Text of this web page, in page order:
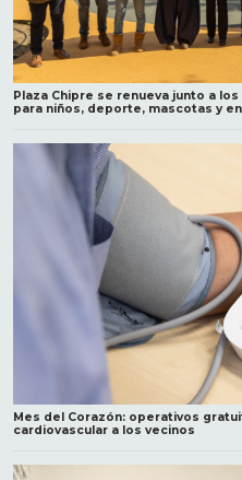
Plaza Chipre se renueva junto a
para niños, deporte, mascotas y
Mes del Corazón: operativos
cardiovascular a los vecinos